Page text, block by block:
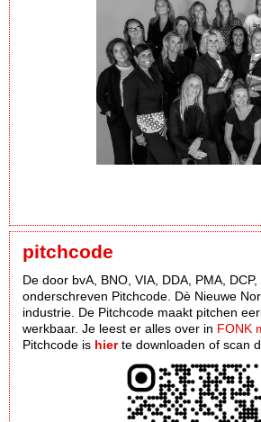
pitchcode
De door bvA, BNO, VIA, DDA, PMA, DCP,
onderschreven Pitchcode. Dè Nieuwe
industrie. De Pitchcode maakt pitchen
werkbaar. Je leest er alles over in FONK
Pitchcode is hierte downloaden of scan